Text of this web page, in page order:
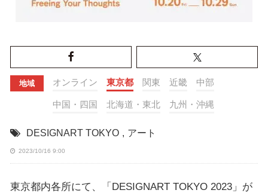
地域 オンライン 東京都 関東 近畿 中部
中国・四国 北海道・東北 九州・沖縄
DESIGNART TOKYO , アート
2023/10/16 9:00
東京都内各所にて、「DESIGNART TOKYO 2023」が